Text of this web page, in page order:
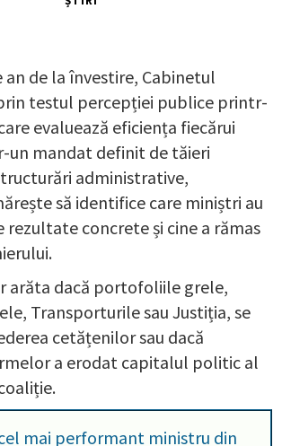
an de la învestire, Cabinetul
testul percepției publice printr-
evaluează eficiența fiecărui
mandat definit de tăieri
administrative,
să identifice care miniștri au
rezultate concrete și cine a rămas
arăta dacă portofoliile grele,
Transporturile sau Justiția, se
cetățenilor sau dacă
a erodat capitalul politic al
mai performant ministru din